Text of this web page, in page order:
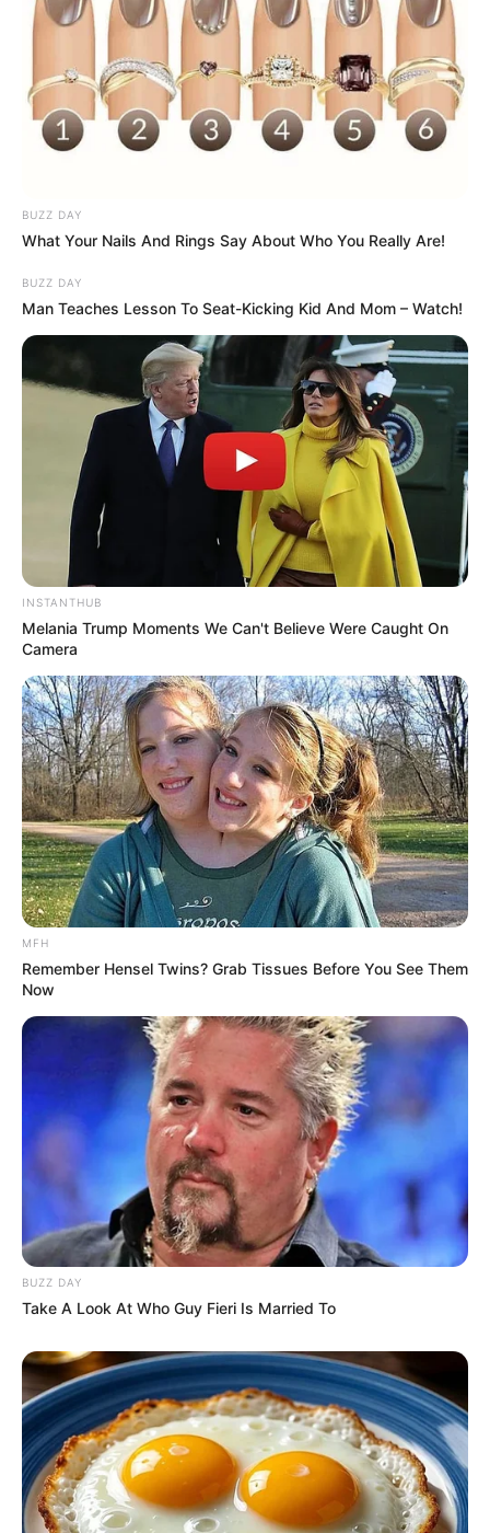
Fail! 10 Potret Makanan Gagal
10 Pose Manekin Anti
Mainstream yang Konyol
Banget
8 Kata Lucu Seputar Malam
Minggu ala Jomblo yang Bikin
Ngenes
10 Desain Kanopi Tempat
Tidur, Serasa Beristirahat di
Kamar Raja
Tampil Lebih Modern, 7 Potret
Hasil Renovasi Rumah Berusia
90 Tahun
BUZZ DAY
What Your Nails And Rings Say About Who You Really Are!
BUZZ DAY
Man Teaches Lesson To Seat-Kicking Kid And Mom – Watch!
INSTANTHUB
Melania Trump Moments We Can't Believe Were Caught On
Camera
MFH
Remember Hensel Twins? Grab Tissues Before You See Them
Now
BUZZ DAY
Take A Look At Who Guy Fieri Is Married To